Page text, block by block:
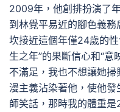
2009年，他創排扮演了
到林覺平易近的腳色義
坎接近這個年僅24歲的性
生之年”的果斷信心和“
不滿足，我也不想讓她掃
漫主義沾染著他，使他發
師笑話，那時我的體重